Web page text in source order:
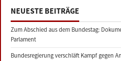
NEUESTE BEITRÄGE
Zum Abschied aus dem Bundestag:
Parlament
Bundesregierung verschläft Kampf gegen